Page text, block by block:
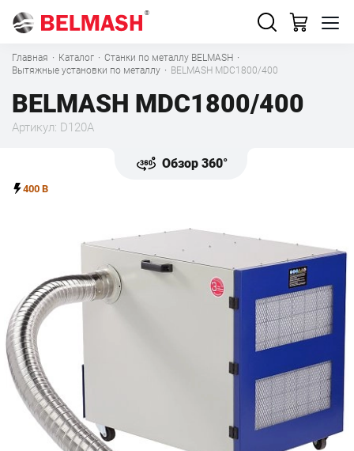
Главная · Каталог · Станки по металлу BELMASH ·
Вытяжные установки по металлу · BELMASH MDC1800/400
BELMASH MDC1800/400
Артикул: D120A
Обзор 360°
400 В